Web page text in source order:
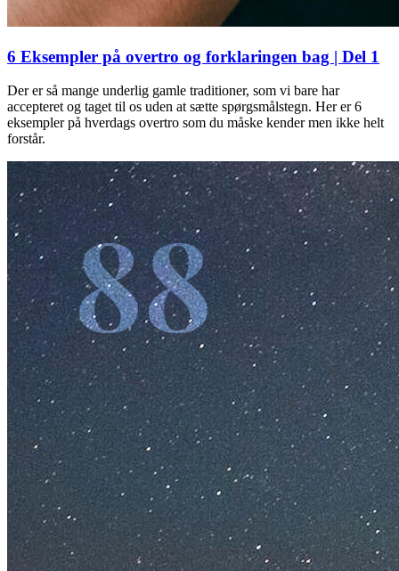
6 Eksempler på overtro og forklaringen bag | Del 1
Der er så mange underlig gamle traditioner, som vi bare har
accepteret og taget til os uden at sætte spørgsmålstegn. Her er 6
eksempler på hverdags overtro som du måske kender men ikke helt
forstår.